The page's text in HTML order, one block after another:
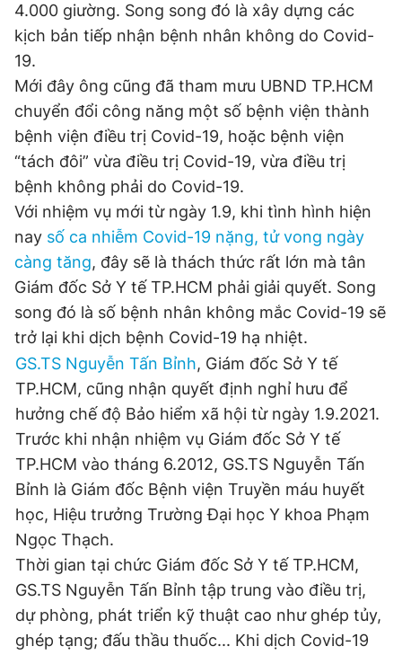
4.000 giường. Song song đó là xây dựng các
kịch bản tiếp nhận bệnh nhân không do Covid-
19.
Mới đây ông cũng đã tham mưu UBND TP.HCM
chuyển đổi công năng một số bệnh viện thành
bệnh viện điều trị Covid-19, hoặc bệnh viện
“tách đôi” vừa điều trị Covid-19, vừa điều trị
bệnh không phải do Covid-19.
Với nhiệm vụ mới từ ngày 1.9, khi tình hình hiện
nay số ca nhiễm Covid-19 nặng, tử vong ngày
càng tăng, đây sẽ là thách thức rất lớn mà tân
Giám đốc Sở Y tế TP.HCM phải giải quyết. Song
song đó là số bệnh nhân không mắc Covid-19 sẽ
trở lại khi dịch bệnh Covid-19 hạ nhiệt.
GS.TS Nguyễn Tấn Bỉnh, Giám đốc Sở Y tế
TP.HCM, cũng nhận quyết định nghỉ hưu để
hưởng chế độ Bảo hiểm xã hội từ ngày 1.9.2021.
Trước khi nhận nhiệm vụ Giám đốc Sở Y tế
TP.HCM vào tháng 6.2012, GS.TS Nguyễn Tấn
Bỉnh là Giám đốc Bệnh viện Truyền máu huyết
học, Hiệu trưởng Trường Đại học Y khoa Phạm
Ngọc Thạch.
Thời gian tại chức Giám đốc Sở Y tế TP.HCM,
GS.TS Nguyễn Tấn Bỉnh tập trung vào điều trị,
dự phòng, phát triển kỹ thuật cao như ghép tủy,
ghép tạng; đấu thầu thuốc... Khi dịch Covid-19